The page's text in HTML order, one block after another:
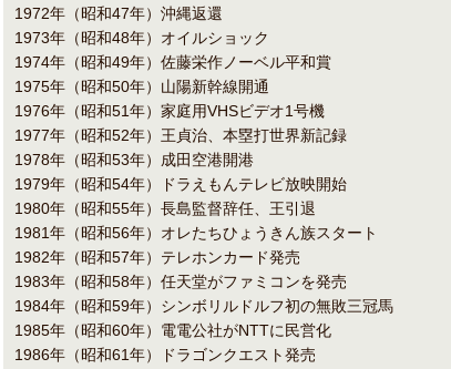
1972年（昭和47年）沖縄返還
1973年（昭和48年）オイルショック
1974年（昭和49年）佐藤栄作ノーベル平和賞
1975年（昭和50年）山陽新幹線開通
1976年（昭和51年）家庭用VHSビデオ1号機
1977年（昭和52年）王貞治、本塁打世界新記録
1978年（昭和53年）成田空港開港
1979年（昭和54年）ドラえもんテレビ放映開始
1980年（昭和55年）長島監督辞任、王引退
1981年（昭和56年）オレたちひょうきん族スタート
1982年（昭和57年）テレホンカード発
1983年（昭和58年）任天堂がファミコンを発売
1984年（昭和59年）シンボリルドルフ初の無敗三冠馬
1985年（昭和60年）電電公社がNTTに民営化
1986年（昭和61年）ドラゴンクエスト発売